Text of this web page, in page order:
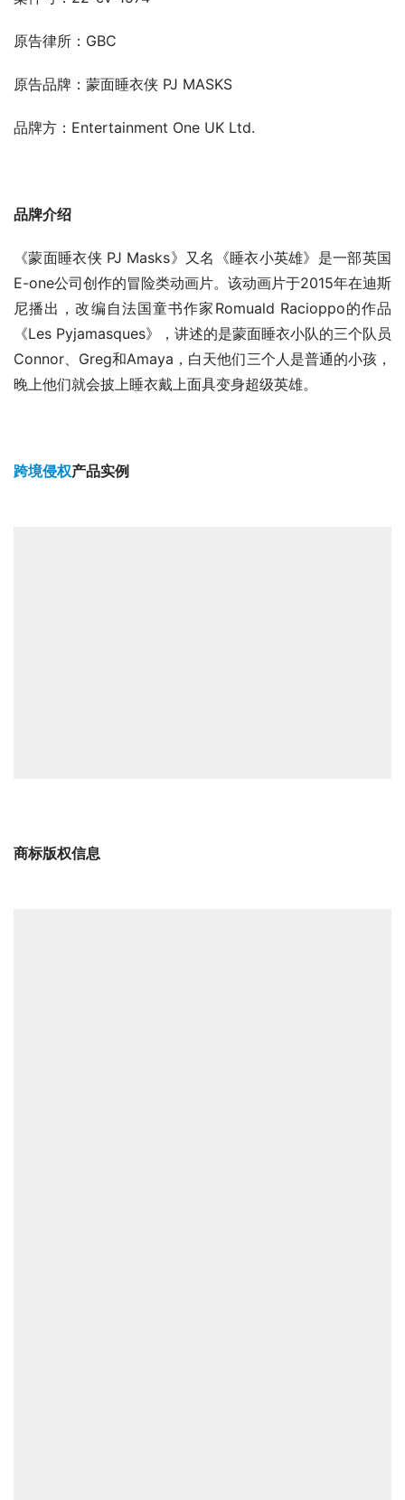
原告律所：GBC
原告品牌：蒙面睡衣侠 PJ MASKS
品牌方：Entertainment One UK Ltd.
品牌介绍
《蒙面睡衣侠 PJ Masks》又名《睡衣小英雄》是一部英国
E-one公司创作的冒险类动画片。该动画片于2015年在迪斯
尼播出，改编自法国童书作家Romuald Racioppo的作品
《Les Pyjamasques》，讲述的是蒙面睡衣小队的三个队员
Connor、Greg和Amaya，白天他们三个人是普通的小孩，
晚上他们就会披上睡衣戴上面具变身超级英雄。
跨境侵权产品实例
商标版权信息